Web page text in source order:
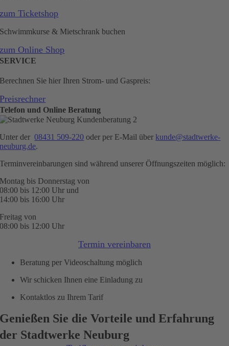
zum Ticketshop
Schwimmkurse & Mietschrank buchen
zum Online Shop
SERVICE
Berechnen Sie hier Ihren Strom- und Gaspreis:
Preisrechner
Telefon und Online Beratung
Unter der08431 509-220 oder per E-Mail über kunde@stadtwerke-
neuburg.de.
Terminvereinbarungen sind während unserer Öffnungszeiten möglich:
Montag bis Donnerstag von
08:00 bis 12:00 Uhr und
14:00 bis 16:00 Uhr
Freitag von
08:00 bis 12:00 Uhr
Termin vereinbaren
Beratung per Videoschaltung möglich
Wir schicken Ihnen eine Einladung zu
Kontaktlos zu Ihrem Tarif
Genießen Sie die Vorteile und Erfahrung
der Stadtwerke Neuburg